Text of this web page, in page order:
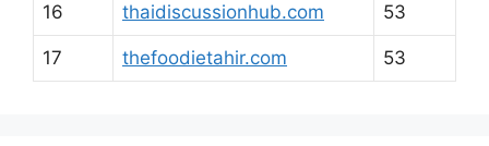
16 thaidiscussionhub.com 53
17 thefoodietahir.com 53